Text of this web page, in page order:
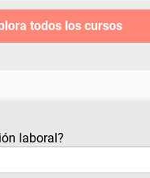
todos los cursos
laboral?